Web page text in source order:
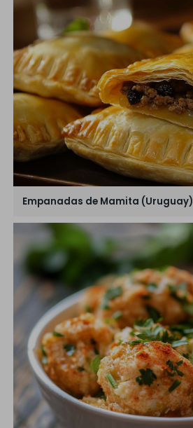
Empanadas de Mamita (Uruguay)